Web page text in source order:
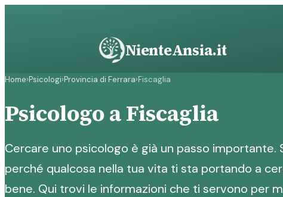
NienteAnsia.it
Home›Psicologi›Provincia di Ferrara›Fiscaglia
Psicologo a Fiscaglia
Cercare uno psicologo è già un passo importante.
perché qualcosa nella tua vita ti sta portando a
bene. Qui trovi le informazioni che ti servono per